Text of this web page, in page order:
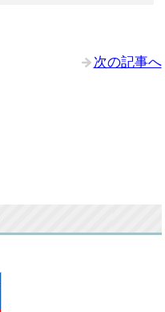
次の記事へ